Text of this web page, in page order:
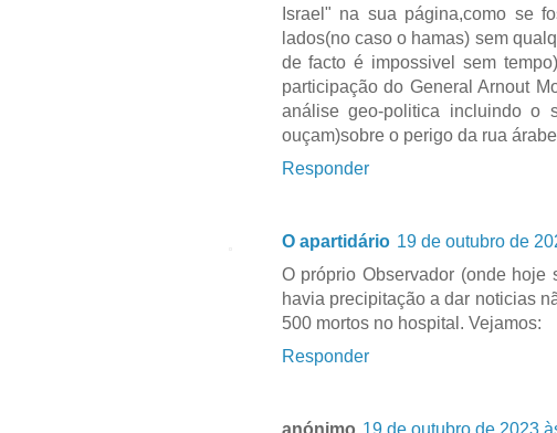
Israel" na sua página,como se
lados(no caso o hamas) sem
de facto é impossivel sem
participação do General Arnout
análise geo-politica incluindo
ouçam)sobre o perigo da rua
Responder
O apartidário 19 de outubro de
O próprio Observador (onde hoje
havia precipitação a dar noticias
500 mortos no hospital. Vejamos:
Responder
anónimo 19 de outubro de 2023